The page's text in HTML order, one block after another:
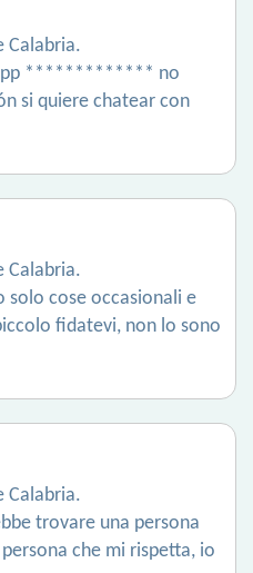
Calabria.
************* no
si quiere chatear con
Calabria.
solo cose occasionali e
fidatevi, non lo sono
Calabria.
trovare una persona
che mi rispetta, io